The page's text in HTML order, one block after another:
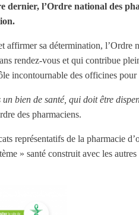
dernier, l’Ordre national des
affirmer sa détermination,
rendez-vous et qui contribue
incontournable des officines
bien de santé, qui doit être
des pharmaciens.
représentatifs de la pharmacie
» santé construit avec les